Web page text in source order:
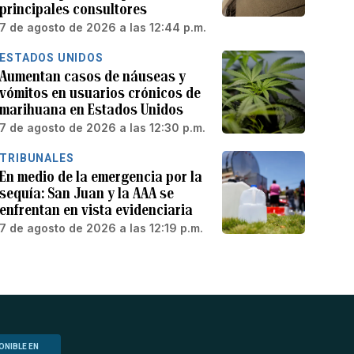
principales consultores
7 de agosto de 2026 a las 12:44 p.m.
ESTADOS UNIDOS
Aumentan casos de náuseas y
vómitos en usuarios crónicos de
marihuana en Estados Unidos
7 de agosto de 2026 a las 12:30 p.m.
TRIBUNALES
En medio de la emergencia por la
sequía: San Juan y la AAA se
enfrentan en vista evidenciaria
7 de agosto de 2026 a las 12:19 p.m.
EN